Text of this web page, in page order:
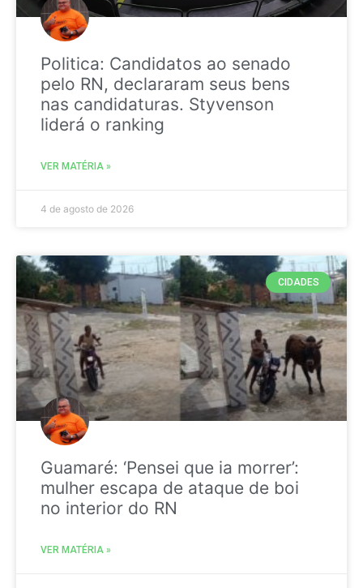
Politica: Candidatos ao senado
pelo RN, declararam seus bens
nas candidaturas. Styvenson
liderá o ranking
VER MATÉRIA »
4 de agosto de 2026
CIDADES
Guamaré: ‘Pensei que ia morrer’:
mulher escapa de ataque de boi
no interior do RN
VER MATÉRIA »